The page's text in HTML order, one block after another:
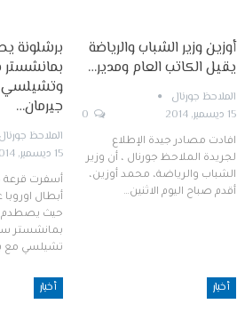
أوزين وزير الشباب والرياضة
يقيل الكاتب العام ومدير…
الملاحظ جورنال
15 ديسمبر, 2014
افادت مصادر جيدة الإطلاع
لجريدة الملاحظ جورنال ، أن وزير
الشباب والرياضة، محمد أوزين،
أقدم صباح اليوم الاثنين…
برشلونة
وتشيلسي
جيرمان…
الملاحظ جورنال
15 ديسمبر, 2014
أبطال
حيث يصطدم
بمانشستر
تشيلسي مع
أخبار أخبار